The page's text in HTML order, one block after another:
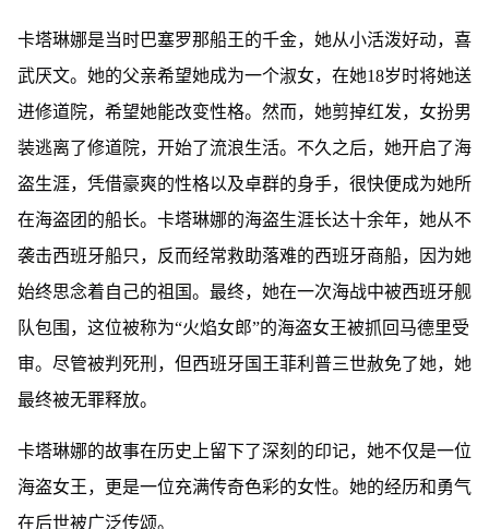
卡塔琳娜是当时巴塞罗那船王的千金，她从小活泼好动，喜
武厌文。她的父亲希望她成为一个淑女，在她18岁时将她送
进修道院，希望她能改变性格。然而，她剪掉红发，女扮男
装逃离了修道院，开始了流浪生活。不久之后，她开启了海
盗生涯，凭借豪爽的性格以及卓群的身手，很快便成为她所
在海盗团的船长。卡塔琳娜的海盗生涯长达十余年，她从不
袭击西班牙船只，反而经常救助落难的西班牙商船，因为她
始终思念着自己的祖国。最终，她在一次海战中被西班牙舰
队包围，这位被称为“火焰女郎”的海盗女王被抓回马德里受
审。尽管被判死刑，但西班牙国王菲利普三世赦免了她，她
最终被无罪释放。
卡塔琳娜的故事在历史上留下了深刻的印记，她不仅是一位
海盗女王，更是一位充满传奇色彩的女性。她的经历和勇气
在后世被广泛传颂。